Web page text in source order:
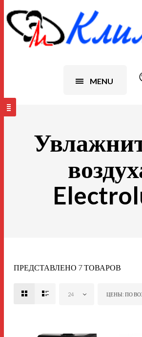
MENU
ПРЕДСТАВЛЕНО 7 ТОВАРОВ
24